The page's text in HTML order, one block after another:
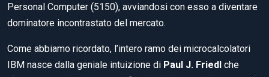
Personal Computer (5150), avviandosi con esso a diventare
dominatore incontrastato del mercato.
Come abbiamo ricordato, l’intero ramo dei microcalcolatori
IBM nasce dalla geniale intuizione di Paul J. Friedl che